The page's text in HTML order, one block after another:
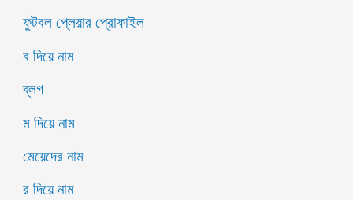
ফুটবল প্লেয়ার প্রোফাইল
ব দিয়ে নাম
ব্লগ
ম দিয়ে নাম
মেয়েদের নাম
র দিয়ে নাম